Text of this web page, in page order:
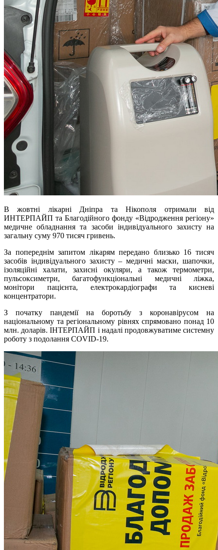
В жовтні лікарні Дніпра та Нікополя отримали від
ИНТЕРПАЙП та Благодійного фонду «Відродження регіону»
медичне обладнання та засоби індивідуального захисту на
загальну суму 970 тисяч гривень.
За попереднім запитом лікарям передано близько 16 тисяч
засобів індивідуального захисту – медичні маски, шапочки,
ізоляційні халати, захисні окуляри, а також термометри,
пульсоксиметри, багатофункціональні медичні ліжка,
монітори пацієнта, електрокардіографи та кисневі
концентратори.
З початку пандемії на боротьбу з коронавірусом на
національному та регіональному рівнях спрямовано понад 10
млн. доларів. ІНТЕРПАЙП і надалі продовжуватиме системну
роботу з подолання COVІD-19.